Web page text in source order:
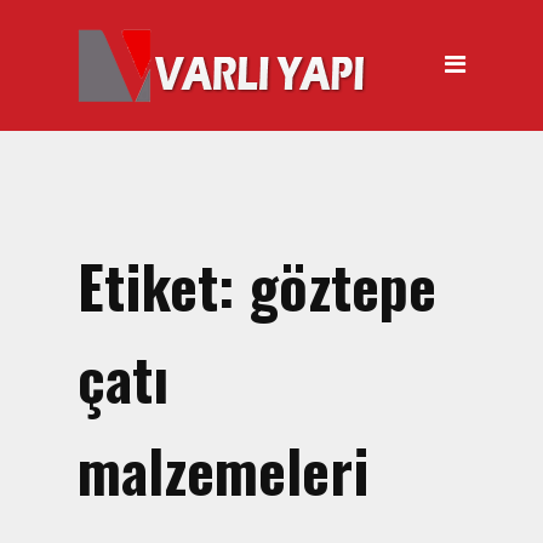
ANASAYFA
HAKKIMIZDA
Tabancası
Silikon Tabancası Satışı
El Arabası Satışı – Toptan,
Perakende Satış
İnşaat Küreği
Etiket: göztepe
çatı
malzemeleri